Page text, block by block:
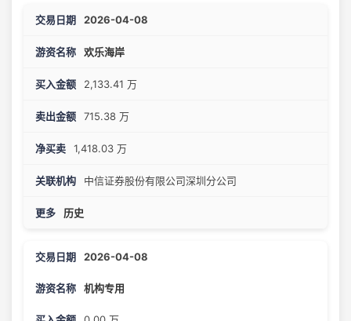
2026-04-08
欢乐海岸
2,133.41 万
715.38 万
1,418.03 万
中信证券股份有限公司深圳分公司
历史
2026-04-08
机构专用